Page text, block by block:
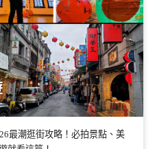
最潮逛街攻略！必拍景點、美